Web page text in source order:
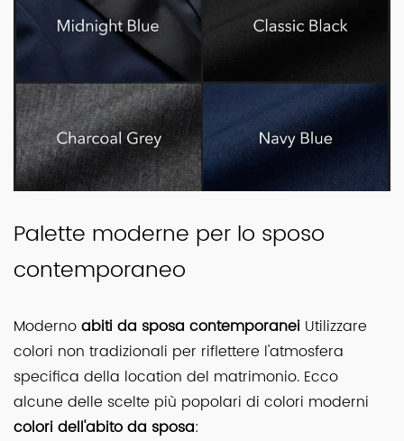
Palette moderne per lo sposo
contemporaneo
Modernoabiti da sposa contemporanei Utilizzare
colori non tradizionali per riflettere l'atmosfera
specifica della location del matrimonio. Ecco
alcune delle scelte più popolari di colori moderni
colori dell'abito da sposa: